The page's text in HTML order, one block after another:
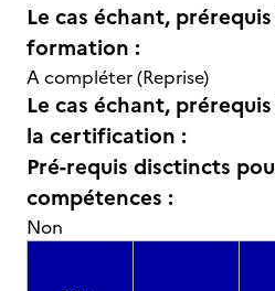
Le cas échant,
formation :
A compléter (Reprise)
Le cas échant,
la certification :
Pré-requis disctincts
compétences :
Non